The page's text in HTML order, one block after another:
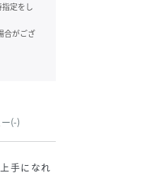
定をし
合がござ
(-)
手になれ